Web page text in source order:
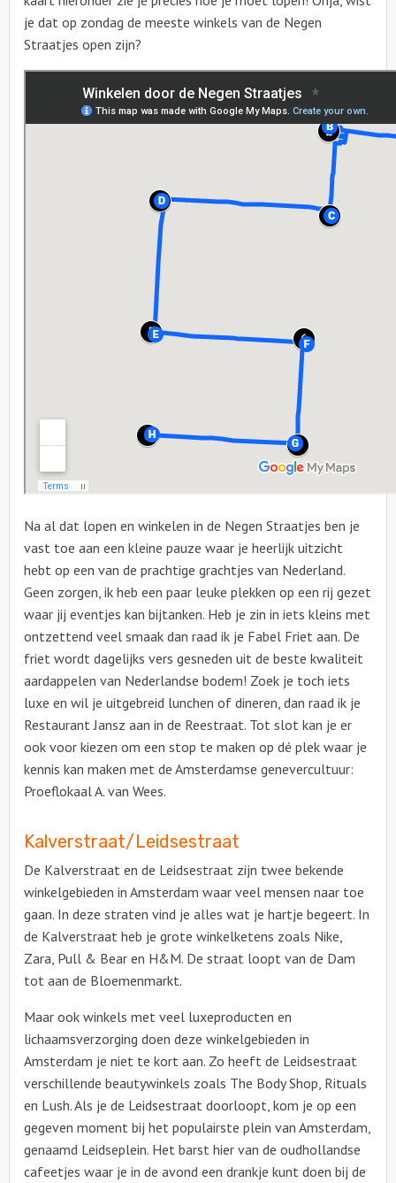
je dat op zondag de meeste winkels van de Negen
Straatjes open zijn?
Na al dat lopen en winkelen in de Negen Straatjes ben je
vast toe aan een kleine pauze waar je heerlijk uitzicht
hebt op een van de prachtige grachtjes van Nederland.
Geen zorgen, ik heb een paar leuke plekken op een rij gezet
waar jij eventjes kan bijtanken. Heb je zin in iets kleins met
ontzettend veel smaak dan raad ik je Fabel Friet aan. De
friet wordt dagelijks vers gesneden uit de beste kwaliteit
aardappelen van Nederlandse bodem! Zoek je toch iets
luxe en wil je uitgebreid lunchen of dineren, dan raad ik je
Restaurant Jansz aan in de Reestraat. Tot slot kan je er
ook voor kiezen om een stop te maken op dé plek waar je
kennis kan maken met de Amsterdamse genevercultuur:
Proeflokaal A. van Wees.
Kalverstraat/Leidsestraat
De Kalverstraat en de Leidsestraat zijn twee bekende
winkelgebieden in Amsterdam waar veel mensen naar toe
gaan. In deze straten vind je alles wat je hartje begeert. In
de Kalverstraat heb je grote winkelketens zoals Nike,
Zara, Pull & Bear en H&M. De straat loopt van de Dam
tot aan de Bloemenmarkt.
Maar ook winkels met veel luxeproducten en
lichaamsverzorging doen deze winkelgebieden in
Amsterdam je niet te kort aan. Zo heeft de Leidsestraat
verschillende beautywinkels zoals The Body Shop, Rituals
en Lush. Als je de Leidsestraat doorloopt, kom je op een
gegeven moment bij het populairste plein van Amsterdam,
genaamd Leidseplein. Het barst hier van de oudhollandse
cafeetjes waar je in de avond een drankje kunt doen bij de